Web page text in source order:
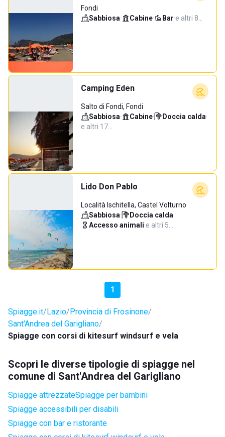
Fondi
Sabbiosa· Cabine· Bar·e altri 8…
Camping Eden
Salto di Fondi, Fondi
Sabbiosa· Cabine· Doccia calda·
e altri 17…
Lido Don Pablo
Località Ischitella, Castel Volturno
Sabbiosa· Doccia calda·
Accesso animali·e altri 5…
1
Spiagge.it Lazio Provincia di Frosinone
Sant'Andrea del Garigliano
Spiagge con corsi di kitesurf windsurf e vela
Scopri le diverse tipologie di spiagge nel
comune di Sant'Andrea del Garigliano
Spiagge attrezzateSpiagge per bambini
Spiagge accessibili per disabili
Spiagge con bar e ristorante